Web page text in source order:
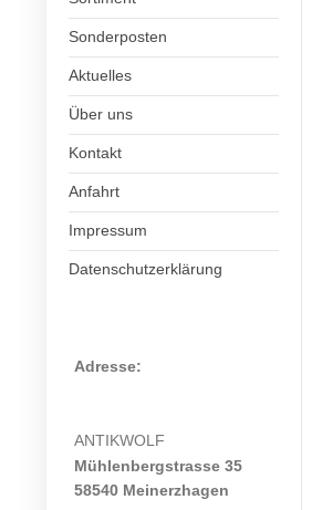
Sonderposten
Aktuelles
Über uns
Kontakt
Anfahrt
Impressum
Datenschutzerklärung
Adresse:
ANTIKWOLF
Mühlenbergstrasse 35
58540 Meinerzhagen